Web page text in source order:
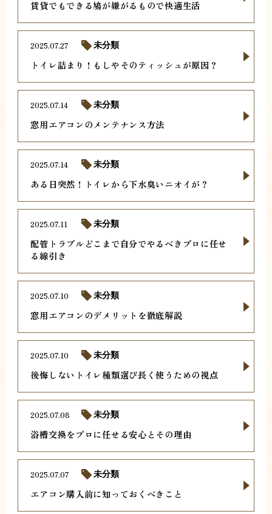
賃貸でもできる鳩が嫌がるもので快適生活
トイレ詰まり！もしやそのティッシュが原因？
2025.07.27 未分類
窓用エアコンのメンテナンス方法
2025.07.14 未分類
ある日突然！トイレから下水臭いニオイが？
2025.07.14 未分類
配管トラブルどこまで自分でやるべきプロに任せ
る線引き
2025.07.11 未分類
窓用エアコンのデメリットを徹底解説
2025.07.10 未分類
後悔しないトイレ種類選び長く使うための視点
2025.07.10 未分類
浴槽交換をプロに任せる安心とその理由
2025.07.08 未分類
エアコン購入前に知っておくべきこと
2025.07.07 未分類